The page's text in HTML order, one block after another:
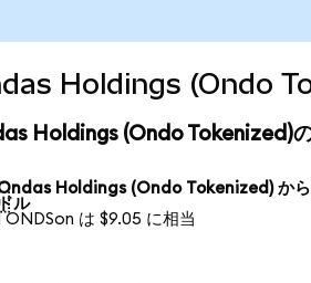
Holdings (Ondo
Holdings (Ondo Tokenized)
Holdings (Ondo Tokenized) か
ル
ONDSon は $9.05 に相当